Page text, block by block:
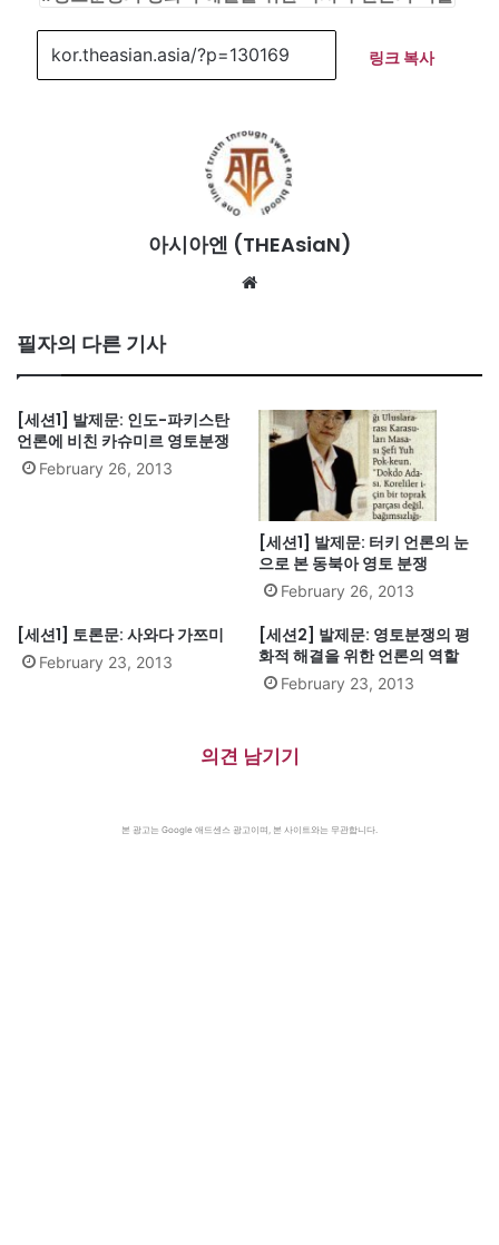
링크 복사
아시아엔 (THEAsiaN)
필자의 다른 기사
[세션1] 발제문: 인도-파키스탄
언론에 비친 카슈미르 영토분쟁
February 26, 2013
[세션1] 발제문: 터키 언론의 눈
으로 본 동북아 영토 분쟁
February 26, 2013
[세션1] 토론문: 사와다 가쯔미
February 23, 2013
[세션2] 발제문: 영토분쟁의 평
화적 해결을 위한 언론의 역할
February 23, 2013
의견 남기기
본 광고는 Google 애드센스 광고이며, 본 사이트와는 무관합니다.